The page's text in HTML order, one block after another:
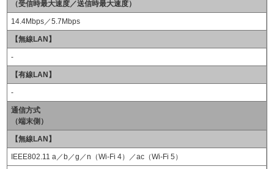
（受信時最大速度／送信時最大速度）
14.4Mbps／5.7Mbps
【無線LAN】
-
【有線LAN】
-
通信方式
（端末側）
【無線LAN】
IEEE802.11 a／b／g／n（Wi-Fi 4）／ac（Wi-Fi 5）